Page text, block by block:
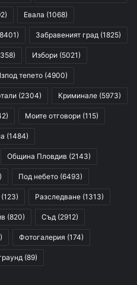
Евала (1068)
Забравеният град (1825)
Избори (5021)
тепето (4900)
(2304) Криминале (5973)
Моите отговори (115)
(1484)
Община Пловдив (2143)
Под небето (6493)
(123) Разследване (1313)
(820) Съд (2912)
Фотогалерия (174)
(89)